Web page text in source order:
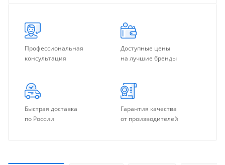
Профессиональная
консультация
Доступные цены
на лучшие бренды
Быстрая доставка
по России
Гарантия качества
от производителей